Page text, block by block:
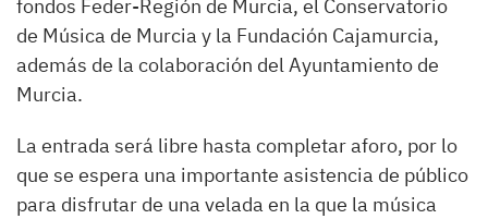
fondos Feder-Región de Murcia, el Conservatorio
de Música de Murcia y la Fundación Cajamurcia,
además de la colaboración del Ayuntamiento de
Murcia.
La entrada será libre hasta completar aforo, por lo
que se espera una importante asistencia de público
para disfrutar de una velada en la que la música